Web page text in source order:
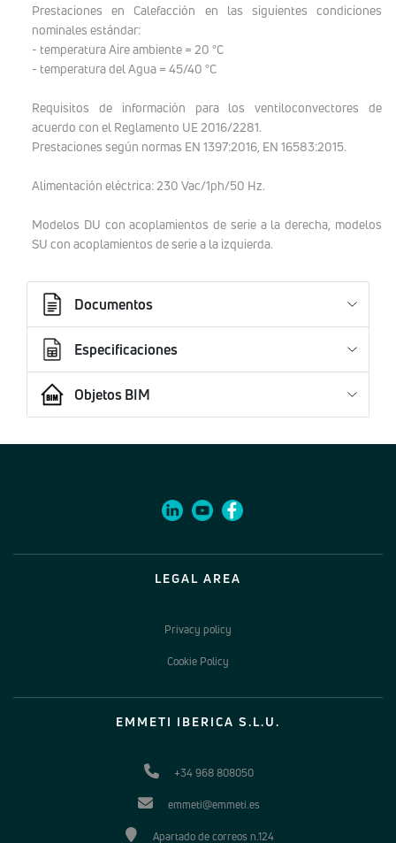
Prestaciones en Calefacción en las siguientes condiciones
nominales estándar:
- temperatura Aire ambiente = 20 °C
- temperatura del Agua = 45/40 °C
Requisitos de información para los ventiloconvectores de
acuerdo con el Reglamento UE 2016/2281.
Prestaciones según normas EN 1397:2016, EN 16583:2015.
Alimentación eléctrica: 230 Vac/1ph/50 Hz.
Modelos DU con acoplamientos de serie a la derecha, modelos
SU con acoplamientos de serie a la izquierda.
Documentos
Especificaciones
Objetos BIM
LEGAL AREA
Privacy policy
Cookie Policy
EMMETI IBERICA S.L.U.
+34 968 808050
emmeti@emmeti.es
Apartado de correos n.124